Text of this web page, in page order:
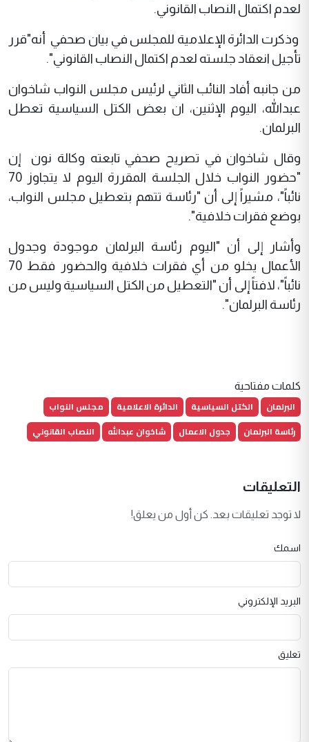
لعدم اكتمال النصاب القانوني.
وذكرت الدائرة الإعلامية للمجلس في بيان صحفي أنه"قرر
تأجيل انعقاد جلسته لعدم اكتمال النصاب القانوني".
من جانبه أفاد النائب الثاني لرئيس مجلس النواب شاخوان
عبدالله، اليوم الإثنين، ان بعض الكتل السياسية تعطل
البرلمان.
وقال شاخوان في تصريح صحفي تابعته وكالة نون إن
"حضور النواب خلال الجلسة المقررة اليوم لا يتجاوز 70
نائباً"، مشيراً إلى أن "رئاسة تتهم بتعطيل مجلس النواب،
بوضع فقرات خلافية".
وأشار إلى أن "اليوم رئاسة البرلمان موجودة وجدول
الأعمال يخلو من أي فقرات خلافية والحضور فقط 70
نائباً"، لافتاً إلى أن "التعطيل من الكتل السياسية وليس من
رئاسة البرلمان".
كلمات مفتاحية
البرلمان الكتل السياسية الدائرة الاعلامية
مجلس النواب
رئاسة البرلمان
جدول الاعمال شاخوان عبدالله النصاب القانوني
التعليقات
لا توجد تعليقات بعد. كن أول من يعلق!
اسمك
البريد الإلكتروني
تعليق